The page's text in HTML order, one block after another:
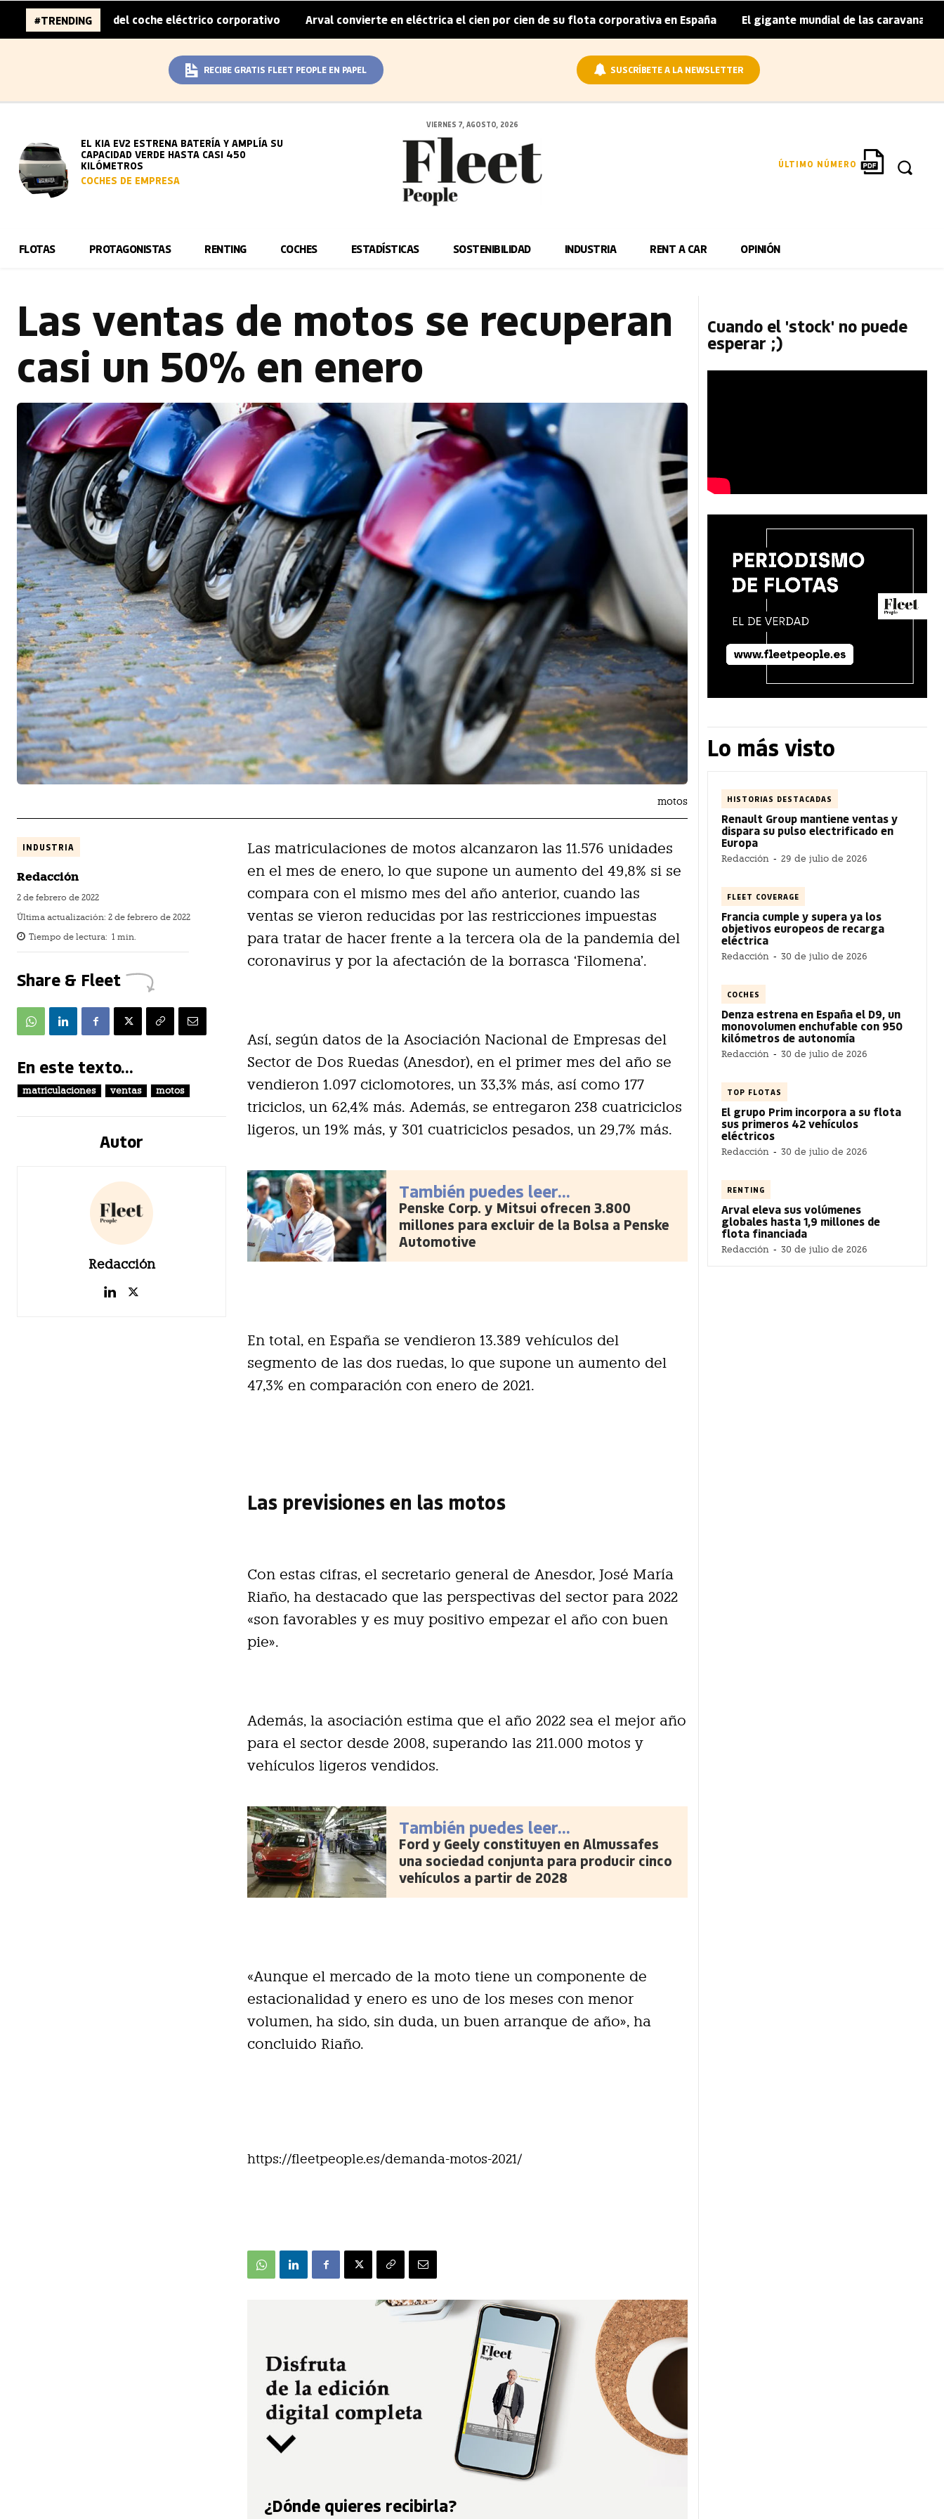
#TRENDINGdel coche eléctrico corporativo | Arval convierte en eléctrica el cien por cien de su flota corporativa en España | El gigante mundial de las caravanas asume
RECIBE GRATIS FLEET PEOPLE EN PAPEL SUSCRÍBETE A LA NEWSLETTER
EL KIA EV2 ESTRENA BATERÍA Y AMPLÍA SU
CAPACIDAD VERDE HASTA CASI 450
KILÓMETROS
COCHES DE EMPRESA
VIERNES 7, AGOSTO, 2026
ÚLTIMO NÚMERO
FLOTAS PROTAGONISTAS RENTING COCHES ESTADÍSTICAS SOSTENIBILIDAD INDUSTRIA RENT A CAR OPINIÓN
Las ventas de motos se recuperan
casi un 50% en enero
motos
INDUSTRIA
Redacción
2 de febrero de 2022
Última actualización: 2 de febrero de 2022
Tiempo de lectura: 1 min.
Share & Fleet
En este texto...
matriculaciones ventas motos
Autor
Redacción
Las matriculaciones de motos alcanzaron las 11.576 unidades
en el mes de enero, lo que supone un aumento del 49,8% si se
compara con el mismo mes del año anterior, cuando las
ventas se vieron reducidas por las restricciones impuestas
para tratar de hacer frente a la tercera ola de la pandemia del
coronavirus y por la afectación de la borrasca ‘Filomena’.
Así, según datos de la Asociación Nacional de Empresas del
Sector de Dos Ruedas (Anesdor), en el primer mes del año se
vendieron 1.097 ciclomotores, un 33,3% más, así como 177
triciclos, un 62,4% más. Además, se entregaron 238 cuatriciclos
ligeros, un 19% más, y 301 cuatriciclos pesados, un 29,7% más.
También puedes leer...
Penske Corp. y Mitsui ofrecen 3.800
millones para excluir de la Bolsa a Penske
Automotive
En total, en España se vendieron 13.389 vehículos del
segmento de las dos ruedas, lo que supone un aumento del
47,3% en comparación con enero de 2021.
Las previsiones en las motos
Con estas cifras, el secretario general de Anesdor, José María
Riaño, ha destacado que las perspectivas del sector para 2022
«son favorables y es muy positivo empezar el año con buen
pie».
Además, la asociación estima que el año 2022 sea el mejor año
para el sector desde 2008, superando las 211.000 motos y
vehículos ligeros vendidos.
También puedes leer...
Ford y Geely constituyen en Almussafes
una sociedad conjunta para producir cinco
vehículos a partir de 2028
«Aunque el mercado de la moto tiene un componente de
estacionalidad y enero es uno de los meses con menor
volumen, ha sido, sin duda, un buen arranque de año», ha
concluido Riaño.
https://fleetpeople.es/demanda-motos-2021/
¿Dónde quieres recibirla?
Cuando el 'stock' no puede
esperar ;)
Lo más visto
HISTORIAS DESTACADAS
Renault Group mantiene ventas y
dispara su pulso electrificado en
Europa
Redacción - 29 de julio de 2026
FLEET COVERAGE
Francia cumple y supera ya los
objetivos europeos de recarga
eléctrica
Redacción - 30 de julio de 2026
COCHES
Denza estrena en España el D9, un
monovolumen enchufable con 950
kilómetros de autonomía
Redacción - 30 de julio de 2026
TOP FLOTAS
El grupo Prim incorpora a su flota
sus primeros 42 vehículos
eléctricos
Redacción - 30 de julio de 2026
RENTING
Arval eleva sus volúmenes
globales hasta 1,9 millones de
flota financiada
Redacción - 30 de julio de 2026